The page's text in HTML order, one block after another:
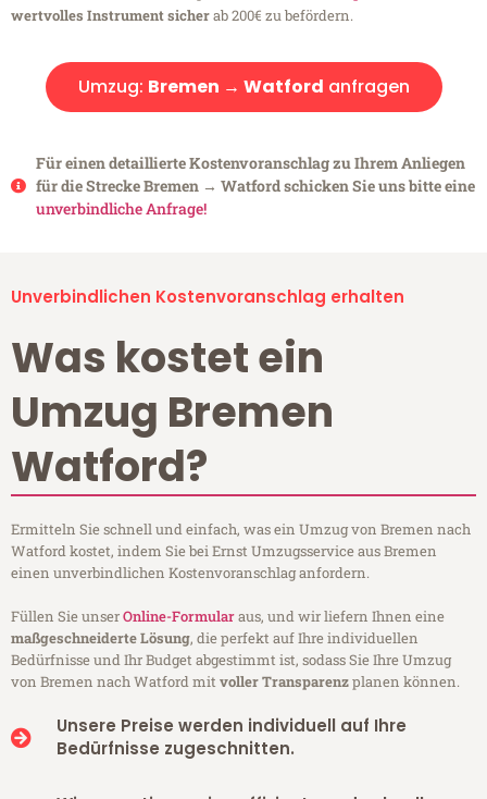
wertvolles Instrument sicherab 200€ zu befördern.
Umzug: Bremen → Watford anfragen
Für einen detaillierte Kostenvoranschlag zu Ihrem Anliegen
für die Strecke Bremen → Watford schicken Sie uns bitte eine
unverbindliche Anfrage!
Unverbindlichen Kostenvoranschlag erhalten
Was kostet ein
Umzug Bremen
Watford?
Ermitteln Sie schnell und einfach, was ein Umzug von Bremen nach
Watford kostet, indem Sie bei Ernst Umzugsservice aus Bremen
einen unverbindlichen Kostenvoranschlag anfordern.
Füllen Sie unserOnline-Formularaus, und wir liefern Ihnen eine
maßgeschneiderte Lösung, die perfekt auf Ihre individuellen
Bedürfnisse und Ihr Budget abgestimmt ist, sodass Sie Ihre Umzug
von Bremen nach Watford mitvoller Transparenzplanen können.
Unsere Preise werden individuell auf Ihre
Bedürfnisse zugeschnitten.